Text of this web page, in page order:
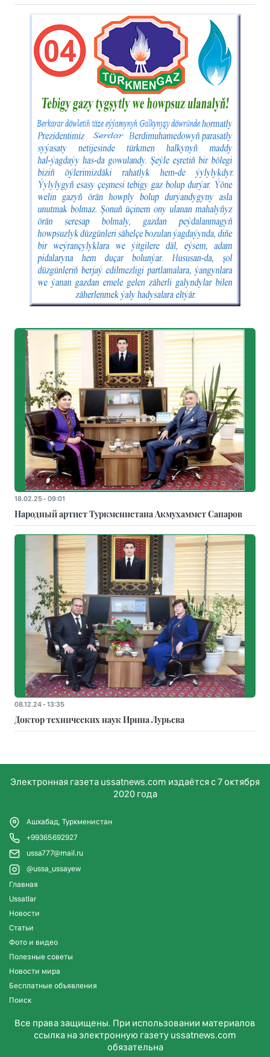
18.02.25 - 09:01
Народный артист Туркменистана Акмухаммет Сапаров
08.12.24 - 13:35
Доктор технических наук Ирина Лурьева
Электронная газета ussatnews.com издаётся с 7 октября
2020 года
Ашхабад, Туркменистан
+99365692927
ussa777@mail.ru
@ussa_ussayew
Главная
Ussatlar
Новости
Статьи
Фото и видео
Полезные советы
Новости мира
Бесплатные объявления
Поиск
Все права защищены. При использовании материалов
ссылка на электронную газету ussatnews.com
обязательна